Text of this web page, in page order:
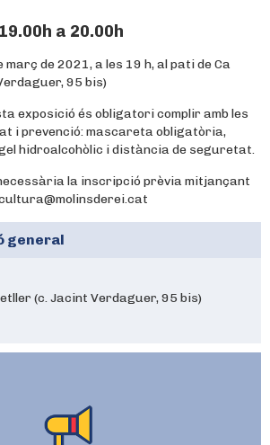
a 20.00h
març de 2021, a les 19 h, al pati de Ca
95 bis)
exposició és obligatori complir amb les
i prevenció: mascareta obligatòria,
hidroalcohòlic i distància de seguretat.
la inscripció prèvia mitjançant
general
(c. Jacint Verdaguer, 95 bis)